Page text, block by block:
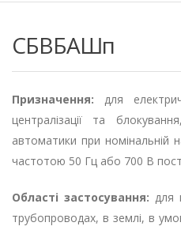
СБВБАШп
Призначення: для
централізації та
автоматики при номінальній
частотою 50 Гц або 700 В
Області застосування: для
трубопроводах, в землі, в